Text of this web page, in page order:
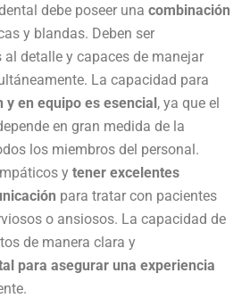
debe poseer una combinación
y blandas. Deben ser
detalle y capaces de manejar
La capacidad para
en equipo es esencial, ya que el
en gran medida de la
los miembros del personal.
y tener excelentes
para tratar con pacientes
o ansiosos. La capacidad de
de manera clara y
para asegurar una experiencia